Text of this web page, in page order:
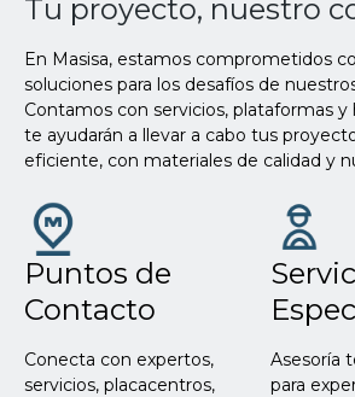
Tu proyecto, nuestro
En Masisa, estamos comprometidos
soluciones para los desafíos de
Contamos con servicios, plataformas
te ayudarán a llevar a cabo tus
eficiente, con materiales de calidad y
Puntos de
Contacto
Conecta con expertos,
servicios, placacentros,
Asesoría
para